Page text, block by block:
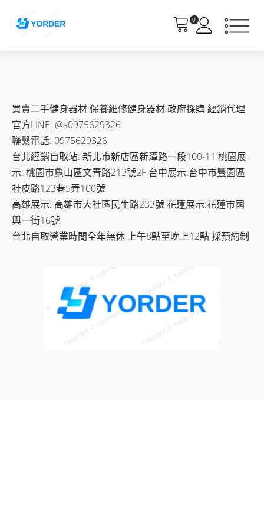
0
買賣二手健身器材.保養維修健身器材.政府採購.經銷代理
官方LINE: @a0975629326
聯繫電話: 0975629326
台北經銷自取站: 新北市新店區新潭路一段100-11 桃園展
示: 桃園市龜山區文青路213號2F 台中展示:台中市豐園區
社皮路123巷5弄100號
高雄展示: 高雄市大社區民生路233號 花蓮展示:花蓮市國
興一街16號
台北自取營業時間全年無休 上午8點至晚上12點 採預約制